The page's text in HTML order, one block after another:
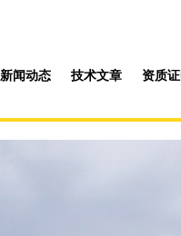
新闻动态 技术文章 资质